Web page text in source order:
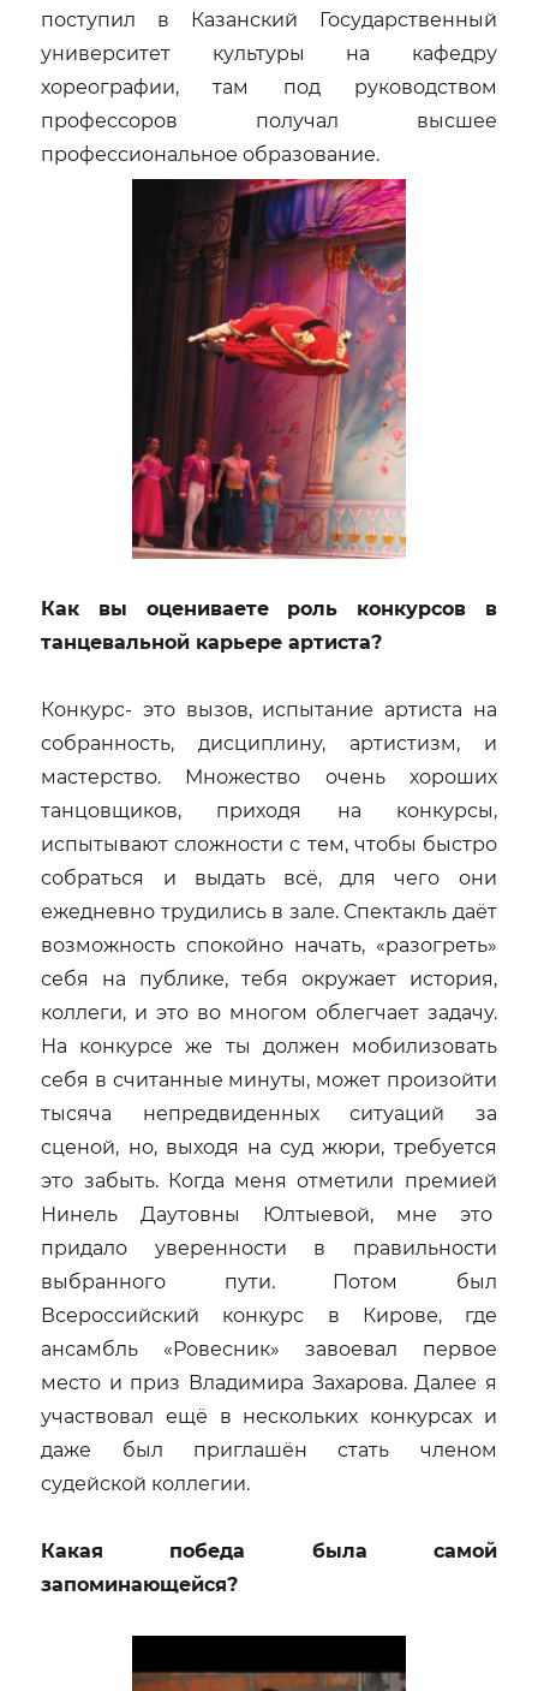
поступил в Казанский Государственный
университет культуры на кафедру
хореографии, там под руководством
профессоров получал высшее
профессиональное образование.
Как вы оцениваете роль конкурсов в
танцевальной карьере артиста?
Конкурс- это вызов, испытание артиста на
собранность, дисциплину, артистизм, и
мастерство. Множество очень хороших
танцовщиков, приходя на конкурсы,
испытывают сложности с тем, чтобы быстро
собраться и выдать всё, для чего они
ежедневно трудились в зале. Спектакль даёт
возможность спокойно начать, «разогреть»
себя на публике, тебя окружает история,
коллеги, и это во многом облегчает задачу.
На конкурсе же ты должен мобилизовать
себя в считанные минуты, может произойти
тысяча непредвиденных ситуаций за
сценой, но, выходя на суд жюри, требуется
это забыть. Когда меня отметили премией
Нинель Даутовны Юлтыевой, мне это
придало уверенности в правильности
выбранного пути. Потом был
Всероссийский конкурс в Кирове, где
ансамбль «Ровесник» завоевал первое
место и приз Владимира Захарова. Далее я
участвовал ещё в нескольких конкурсах и
даже был приглашён стать членом
судейской коллегии.
Какая победа была самой
запоминающейся?